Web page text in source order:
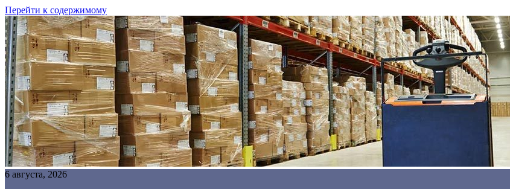
Перейти к содержимому
6 августа, 2026